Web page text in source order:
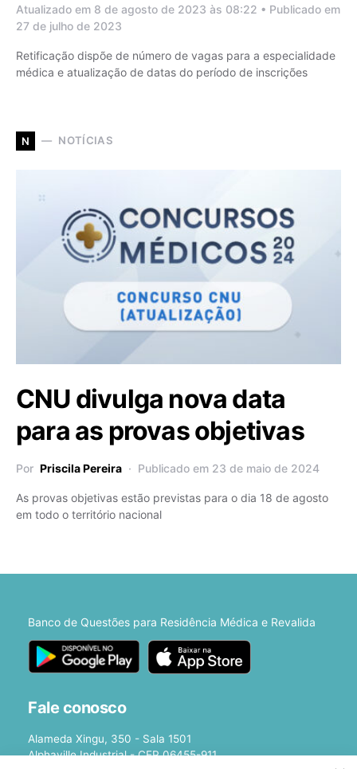
Atualizado em 8 de agosto de 2023 às 08:22 • Publicado em
27 de julho de 2023
Retificação dispõe de número de vagas para a especialidade
médica e atualização de datas do período de inscrições
N NOTÍCIAS
CNU divulga nova data
para as provas objetivas
Por Priscila Pereira Publicado em 23 de maio de 2024
As provas objetivas estão previstas para o dia 18 de agosto
em todo o território nacional
Banco de Questões para Residência Médica e Revalida
Fale conosco
Alameda Xingu, 350 - Sala 1501
Alphaville Industrial - CEP 06455-911